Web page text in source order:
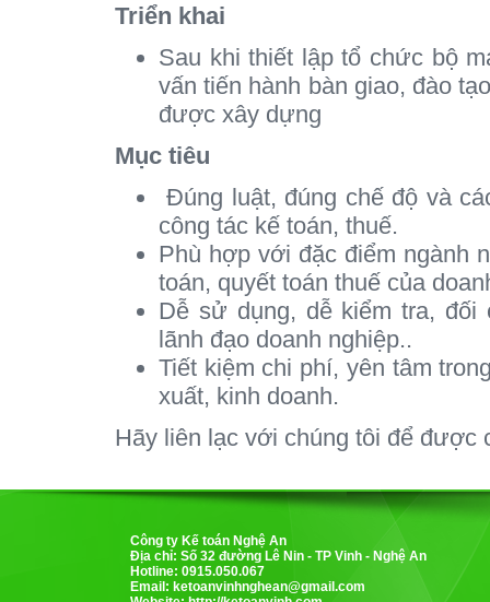
Triển khai
Sau khi thiết lập tổ chức bộ
vấn tiến hành bàn giao, đào
được xây dựng
Mục tiêu
Đúng luật, đúng chế độ và
công tác kế toán, thuế.
Phù hợp với đặc điểm ngành
toán, quyết toán thuế của
Dễ sử dụng, dễ kiểm tra,
lãnh đạo doanh nghiệp..
Tiết kiệm chi phí, yên tâm
xuất, kinh doanh.
Hãy liên lạc với chúng tôi để được
Công ty Kế toán Nghệ An
Địa chỉ: Số 32 đường Lê Nin - TP Vinh - Nghệ An
Hotline: 0915.050.067
Email: ketoanvinhnghean@gmail.com